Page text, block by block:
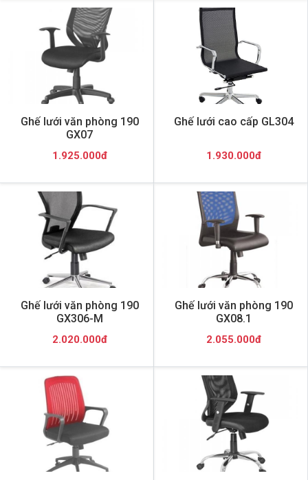
Ghế lưới văn phòng 190
GX07
1.925.000đ
Ghế lưới cao cấp GL304
1.930.000đ
Ghế lưới văn phòng 190
GX306-M
2.020.000đ
Ghế lưới văn phòng 190
GX08.1
2.055.000đ